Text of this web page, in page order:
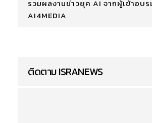
รวมผลงานข่าวยุค AI จากผู้เข้าอบ
AI4MEDIA
ติดตาม ISRANEWS